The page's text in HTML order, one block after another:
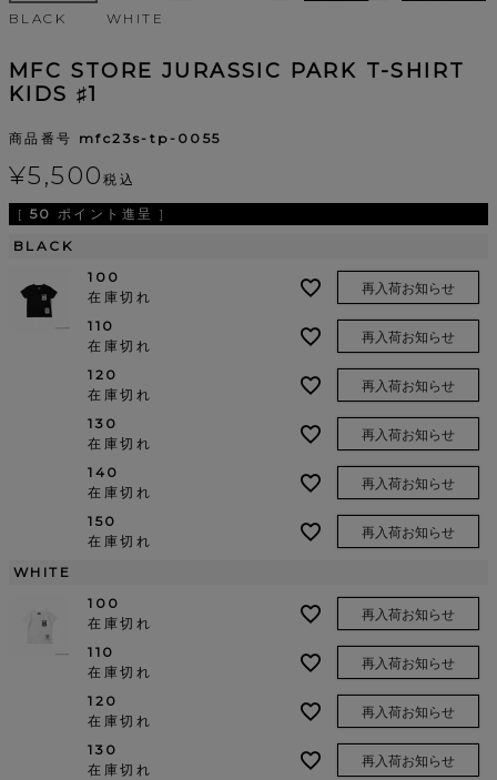
BLACK WHITE
MFC STORE JURASSIC PARK T-SHIRT
KIDS ♯1
商品番号 mfc23s-tp-0055
¥5,500税込
[ 50 ポイント進呈 ]
BLACK
100
在庫切れ
再入荷お知らせ
110
在庫切れ
再入荷お知らせ
120
在庫切れ
再入荷お知らせ
130
在庫切れ
再入荷お知らせ
140
在庫切れ
再入荷お知らせ
150
在庫切れ
再入荷お知らせ
WHITE
100
在庫切れ
再入荷お知らせ
110
在庫切れ
再入荷お知らせ
120
在庫切れ
再入荷お知らせ
130
在庫切れ
再入荷お知らせ